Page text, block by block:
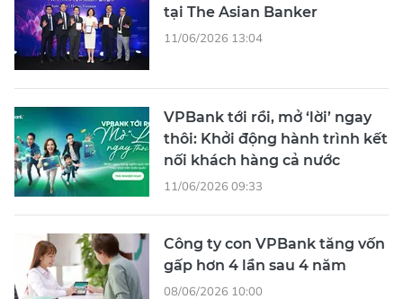
tại The Asian Banker
11/06/2026 13:04
VPBank tới rồi, mở ‘lời’ ngay
thôi: Khởi động hành trình kết
nối khách hàng cả nước
11/06/2026 09:33
Công ty con VPBank tăng vốn
gấp hơn 4 lần sau 4 năm
08/06/2026 10:00